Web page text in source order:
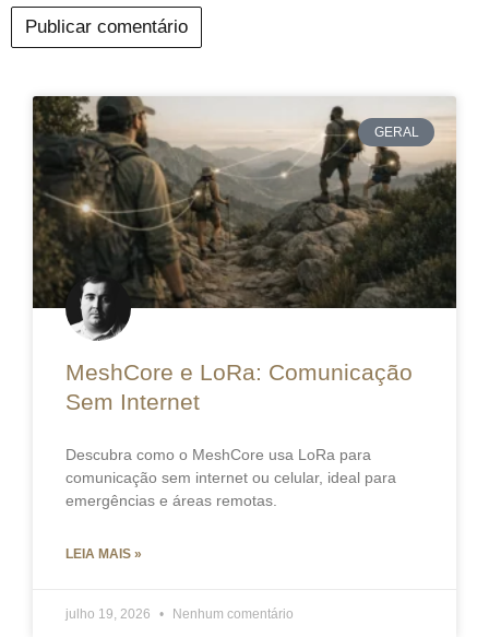
GERAL
MeshCore e LoRa: Comunicação
Sem Internet
Descubra como o MeshCore usa LoRa para
comunicação sem internet ou celular, ideal para
emergências e áreas remotas.
LEIA MAIS »
julho 19, 2026 Nenhum comentário